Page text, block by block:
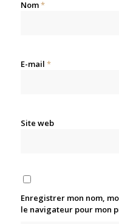
Nom*
E-mail *
Site web
Enregistrer mon nom,
le navigateur pour mon